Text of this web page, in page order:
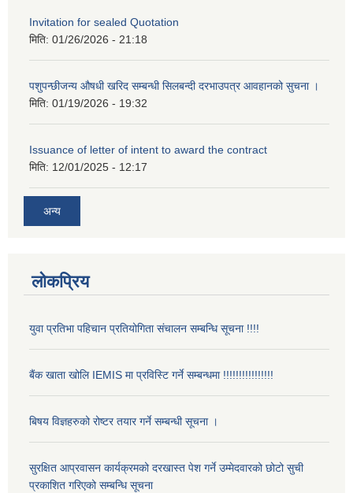
Invitation for sealed Quotation
मिति: 01/26/2026 - 21:18
पशुपन्छीजन्य औषधी खरिद सम्बन्धी सिलबन्दी दरभाउपत्र आवहानको सुचना ।
मिति: 01/19/2026 - 19:32
Issuance of letter of intent to award the contract
मिति: 12/01/2025 - 12:17
अन्य
लोकप्रिय
युवा प्रतिभा पहिचान प्रतियोगिता संचालन सम्बन्धि सूचना !!!!
बैंक खाता खोलि IEMIS मा प्रविस्टि गर्ने सम्बन्धमा !!!!!!!!!!!!!!!!
बिषय विज्ञहरुको रोष्टर तयार गर्ने सम्बन्धी सूचना ।
सुरक्षित आप्रवासन कार्यक्रमको दरखास्त पेश गर्ने उम्मेदवारको छोटो सुची
प्रकाशित गरिएको सम्बन्धि सूचना